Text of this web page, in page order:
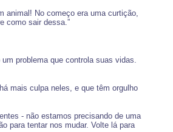
animal! No começo era uma curtição,
como sair dessa.”
problema que controla suas vidas.
mais culpa neles, e que têm orgulho
- não estamos precisando de uma
para tentar nos mudar. Volte lá para